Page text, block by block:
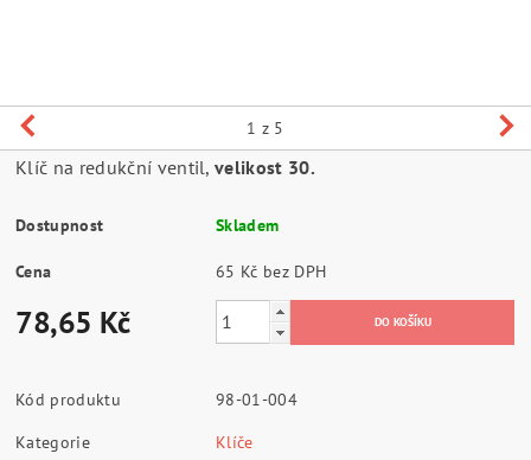
1 z 5
Klíč na redukční ventil,velikost 30.
Dostupnost Skladem
Cena 65 Kč bez DPH
78,65 Kč
Kód produktu
98-01-004
Kategorie
Klíče